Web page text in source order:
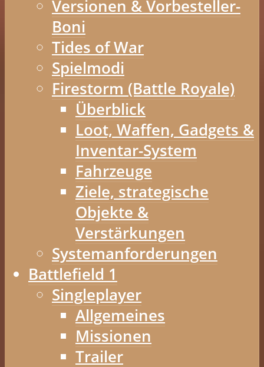
Versionen & Vorbesteller-
Boni
Tides of War
Spielmodi
Firestorm (Battle Royale)
Überblick
Loot, Waffen, Gadgets &
Inventar-System
Fahrzeuge
Ziele, strategische
Objekte &
Verstärkungen
Systemanforderungen
Battlefield 1
Singleplayer
Allgemeines
Missionen
Trailer